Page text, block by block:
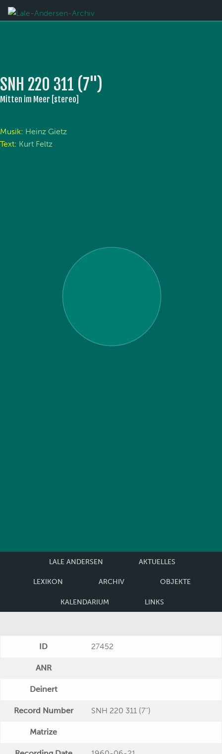
SNH 220 311 (7'')
Mitten im Meer [stereo]
Musik: Heinz Gietz
Text: Kurt Feltz
LALE ANDERSEN AKTUELLES
LEXIKON ARCHIV OBJEKTE
KALENDARIUM LINKS
ID 27452
ANR
Deinert
Record Number SNH 220 311 (7'')
Matrize